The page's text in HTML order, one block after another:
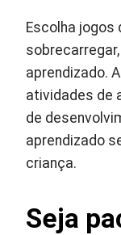
Escolha jogos
aprendizado.
atividades de
de
aprendizado
criança.
Seja